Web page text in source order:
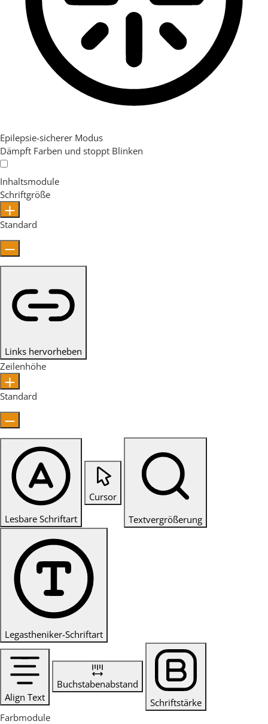
Epilepsie-sicherer Modus
Dämpft Farben und stoppt Blinken
Inhaltsmodule
Schriftgröße
Standard
Links hervorheben
Zeilenhöhe
Standard
Lesbare Schriftart
Cursor
Textvergrößerung
Legastheniker-Schriftart
Align Text
Buchstabenabstand
Schriftstärke
Farbmodule